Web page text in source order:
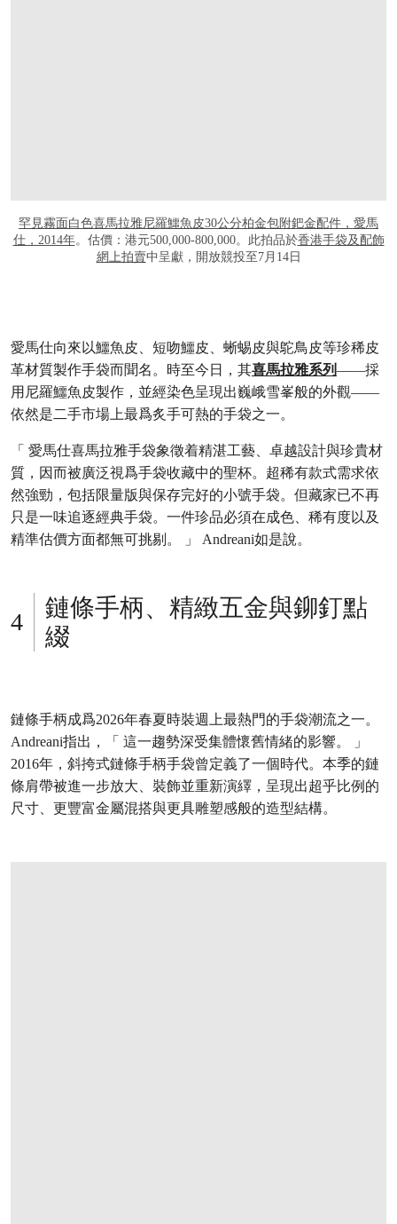
罕見霧面白色喜馬拉雅尼羅鱷魚皮30公分柏金包附鈀金配件，愛馬
仕，2014年。估價：港元500,000-800,000。此拍品於香港手袋及配飾
網上拍賣中呈獻，開放競投至7月14日
愛馬仕向來以鱷魚皮、短吻鱷皮、蜥蜴皮與鴕鳥皮等珍稀皮
革材質製作手袋而聞名。時至今日，其喜馬拉雅系列——採
用尼羅鱷魚皮製作，並經染色呈現出巍峨雪峯般的外觀——
依然是二手市場上最爲炙手可熱的手袋之一。
「 愛馬仕喜馬拉雅手袋象徵着精湛工藝、卓越設計與珍貴材
質，因而被廣泛視爲手袋收藏中的聖杯。超稀有款式需求依
然強勁，包括限量版與保存完好的小號手袋。但藏家已不再
只是一味追逐經典手袋。一件珍品必須在成色、稀有度以及
精準估價方面都無可挑剔。 」 Andreani如是說。
鏈條手柄、精緻五金與鉚釘點
綴
鏈條手柄成爲2026年春夏時裝週上最熱門的手袋潮流之一。
Andreani指出，「 這一趨勢深受集體懷舊情緒的影響。 」
2016年，斜挎式鏈條手柄手袋曾定義了一個時代。本季的鏈
條肩帶被進一步放大、裝飾並重新演繹，呈現出超乎比例的
尺寸、更豐富金屬混搭與更具雕塑感般的造型結構。